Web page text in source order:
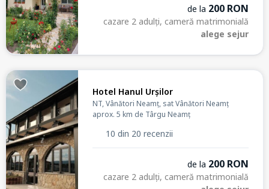
de la 200 RON
cazare 2 adulți, cameră matrimonială
alege sejur
Hotel Hanul Urșilor
NT, Vânători Neamț, sat Vânători Neamț
aprox. 5 km de Târgu Neamț
10 din 20 recenzii
de la 200 RON
cazare 2 adulți, cameră matrimonială